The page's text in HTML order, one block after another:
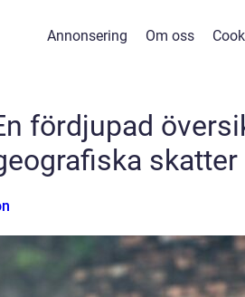
Annonsering Om oss
fördjupad
skatter